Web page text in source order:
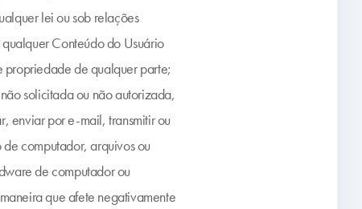
lei ou sob relações
Conteúdo do Usuário
propriedade de qualquer parte;
solicitada ou não autorizada,
enviar por e-mail, transmitir ou
computador, arquivos ou
de computador ou
que afete negativamente